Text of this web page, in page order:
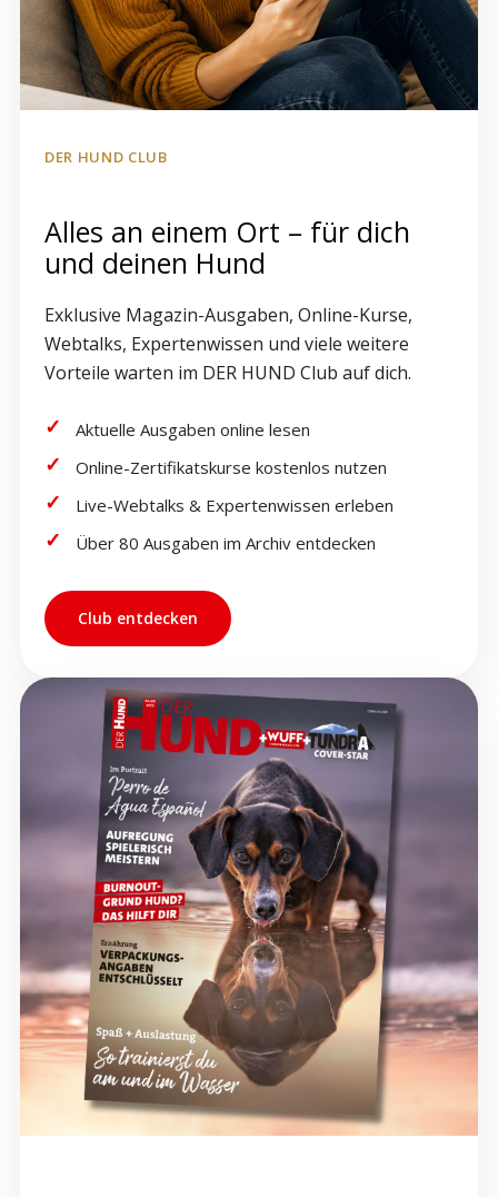
DER HUND CLUB
Alles an einem Ort – für dich
und deinen Hund
Exklusive Magazin-Ausgaben, Online-Kurse,
Webtalks, Expertenwissen und viele weitere
Vorteile warten im DER HUND Club auf dich.
Aktuelle Ausgaben online lesen
Online-Zertifikatskurse kostenlos nutzen
Live-Webtalks & Expertenwissen erleben
Über 80 Ausgaben im Archiv entdecken
Club entdecken